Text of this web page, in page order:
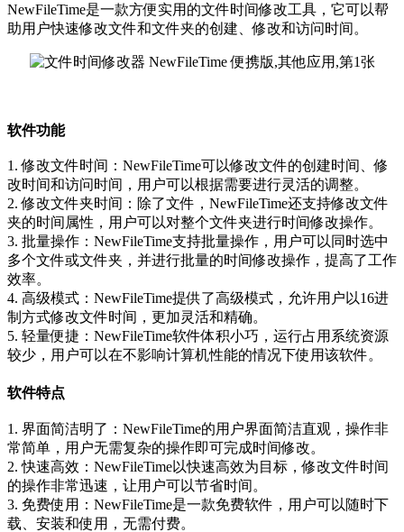
NewFileTime是一款方便实用的文件时间修改工具，它可以帮
助用户快速修改文件和文件夹的创建、修改和访问时间。
软件功能
1. 修改文件时间：NewFileTime可以修改文件的创建时间、修
改时间和访问时间，用户可以根据需要进行灵活的调整。
2. 修改文件夹时间：除了文件，NewFileTime还支持修改文件
夹的时间属性，用户可以对整个文件夹进行时间修改操作。
3. 批量操作：NewFileTime支持批量操作，用户可以同时选中
多个文件或文件夹，并进行批量的时间修改操作，提高了工作
效率。
4. 高级模式：NewFileTime提供了高级模式，允许用户以16进
制方式修改文件时间，更加灵活和精确。
5. 轻量便捷：NewFileTime软件体积小巧，运行占用系统资源
较少，用户可以在不影响计算机性能的情况下使用该软件。
软件特点
1. 界面简洁明了：NewFileTime的用户界面简洁直观，操作非
常简单，用户无需复杂的操作即可完成时间修改。
2. 快速高效：NewFileTime以快速高效为目标，修改文件时间
的操作非常迅速，让用户可以节省时间。
3. 免费使用：NewFileTime是一款免费软件，用户可以随时下
载、安装和使用，无需付费。